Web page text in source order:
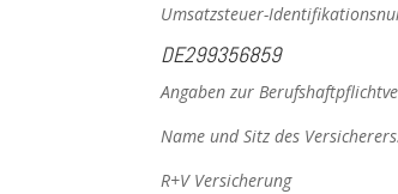
Umsatzsteuer-
DE299356859
Angaben zur
Name und Sitz des
R+V Versicherung